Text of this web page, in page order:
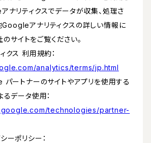
ナリティクスでデータが収集、処理さ
アナリティクスの詳しい情報に
サイトをご覧ください。
クス 利用規約：
analytics/terms/jp.html
ートナーのサイトやアプリを使用する
データ使用：
technologies/partner-
ーポリシー：